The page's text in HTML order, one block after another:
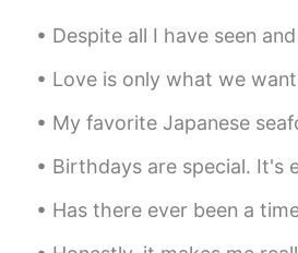
で、今日はおむすび を
私は どう思いましたか？
Don Coreano
Despite all I have seen and experienced, I still get the
Love is only what we want to envision it to be. Sometimes
My favorite Japanese seafood dish. this was shot in the city of Otaru. 私の好きな
Birthdays are special. It's even more special when you use
Has there ever been a time that you have been so lonely that